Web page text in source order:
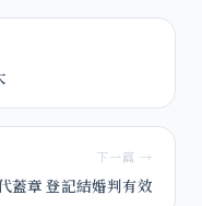
下一篇 →
蓋章 登記結婚判有效